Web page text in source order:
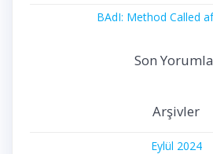
BAdI: Method Called
Son
Arşivler
Eylül 2024